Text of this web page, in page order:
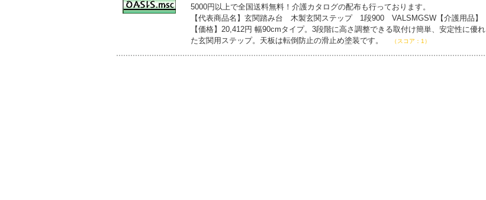
5000円以上で全国送料無料！介護カタログの配布も行っております。
【代表商品名】玄関踏み台 木製玄関ステップ 1段900 VALSMGSW【介護用品】
【価格】20,412円 幅90cmタイプ。3段階に高さ調整できる取付け簡単、安定性に優れ
た玄関用ステップ。天板は転倒防止の滑止め塗装です。
（スコア：1）